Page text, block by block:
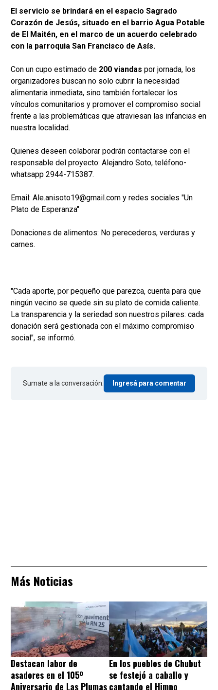
El servicio se brindará en el espacio Sagrado
Corazón de Jesús, situado en el barrio Agua Potable
de El Maitén, en el marco de un acuerdo celebrado
con la parroquia San Francisco de Asís.
​​Con un cupo estimado de 200 viandas por jornada, los
organizadores buscan no solo cubrir la necesidad
alimentaria inmediata, sino también fortalecer los
vínculos comunitarios y promover el compromiso social
frente a las problemáticas que atraviesan las infancias en
nuestra localidad.
Quienes deseen colaborar podrán contactarse con el
responsable del proyecto: Alejandro Soto, teléfono-
whatsapp 2944-715387.
​Email: Ale.anisoto19@gmail.com y redes sociales "Un
Plato de Esperanza"
Donaciones de alimentos: No perecederos, verduras y
carnes.
"​Cada aporte, por pequeño que parezca, cuenta para que
ningún vecino se quede sin su plato de comida caliente.
La transparencia y la seriedad son nuestros pilares: cada
donación será gestionada con el máximo compromiso
social", se informó.
Sumate a la conversación. Ingresá para comentar
Más Noticias
Destacan labor de
asadores en el 105º
Aniversario de Las Plumas
En los pueblos de Chubut
se festejó a caballo y
cantando el Himno